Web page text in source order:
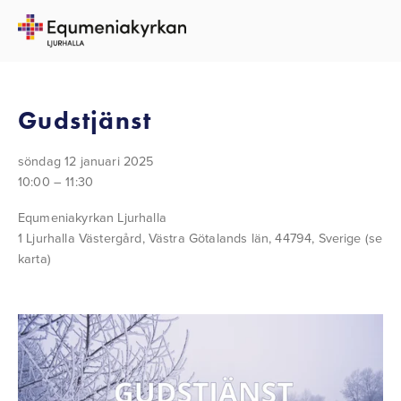
TILLBAKA TILL ALLA EVENEMANG
Gudstjänst
söndag 12 januari 2025
10:00
11:30
Equmeniakyrkan Ljurhalla
1 Ljurhalla Västergård Västra Götalands län, 44794 Sverige (se
karta)